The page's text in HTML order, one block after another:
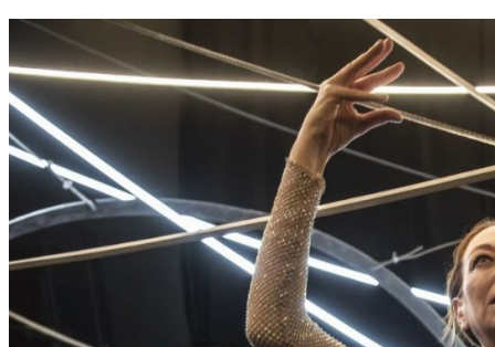
Universidad de Chile
Sustentabilidad